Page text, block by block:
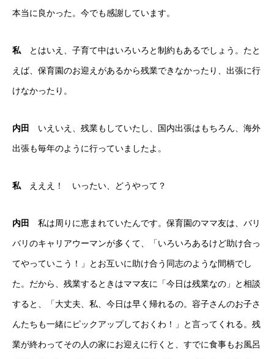
本当に良かった。今でも感謝しています。
私 とはいえ、子育て中はいろいろと制約もあるでしょう。たと
えば、保育園のお迎えがあるから残業できなかったり、出張に行
けなかったり。
内田 いえいえ、残業もしていたし、国内出張はもちろん、海外
出張も毎年のように行っていましたよ。
私 えええ！ いったい、どうやって？
内田 私は周りに恵まれていたんです。保育園のママ友は、バリ
バリのキャリアウーマンが多くて、「いろいろあるけど助け合っ
てやっていこう！」とお互いに助け合う同志のような間柄でし
た。だから、残業するときはママ友に「今日は残業なの」と相談
すると、「大丈夫、私、今日は早く帰れるの。容子さんのお子さ
んたちも一緒にピックアップしておくわ！」と言ってくれる。残
業が終わってその人の家にお迎えに行くと、すでに食事もお風呂